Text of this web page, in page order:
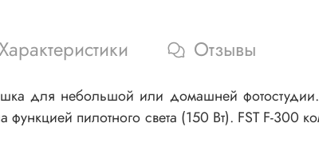
Отзывы
для небольшой или домашней
пилотного света (150 Вт). FST F-300